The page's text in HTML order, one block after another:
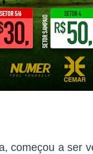
começou a ser